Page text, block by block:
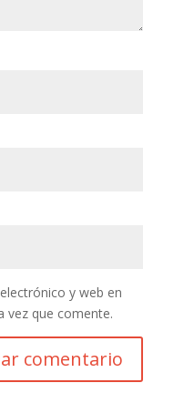
y web en
vez que comente.